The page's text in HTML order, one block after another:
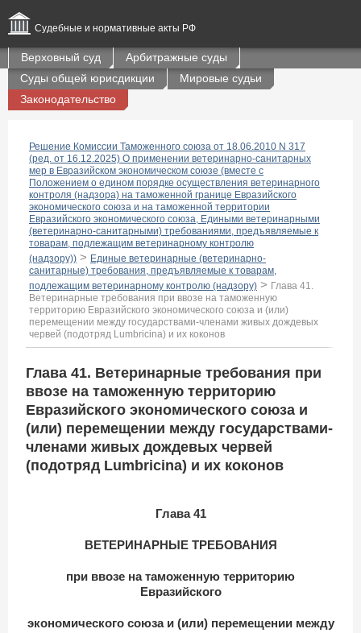
Судебные и нормативные акты РФ
Верховный суд
Арбитражные суды
Суды общей юрисдикции
Мировые судьи
Законодательство
Решение Комиссии Таможенного союза от 18.06.2010 N 317
(ред. от 16.12.2025) О применении ветеринарно-санитарных
мер в Евразийском экономическом союзе (вместе с
Положением о едином порядке осуществления ветеринарного
контроля (надзора) на таможенной границе Евразийского
экономического союза и на таможенной территории
Евразийского экономического союза, Едиными ветеринарными
(ветеринарно-санитарными) требованиями, предъявляемые к
товарам, подлежащим ветеринарному контролю
(надзору)) > Единые ветеринарные (ветеринарно-
санитарные) требования, предъявляемые к товарам,
подлежащим ветеринарному контролю (надзору) > Глава 41.
Ветеринарные требования при ввозе на таможенную
территорию Евразийского экономического союза и (или)
перемещении между государствами-членами живых дождевых
червей (подотряд Lumbricina) и их коконов
Глава 41. Ветеринарные требования при
ввозе на таможенную территорию
Евразийского экономического союза и
(или) перемещении между государствами-
членами живых дождевых червей
(подотряд Lumbricina) и их коконов
Глава 41
ВЕТЕРИНАРНЫЕ ТРЕБОВАНИЯ
при ввозе на таможенную территорию
Евразийского
экономического союза и (или) перемещении между